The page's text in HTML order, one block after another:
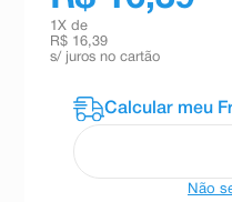
1 X de
R$ 16,39
s/ juros no cartão
Não